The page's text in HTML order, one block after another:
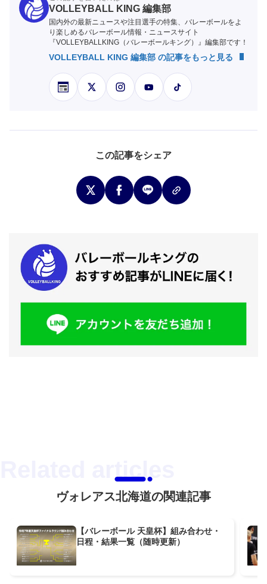
VOLLEYBALL KING 編集部
国内外の最新ニュースや注目選手の特集、バレーボールをよ
り楽しめるバレーボール情報・ニュースサイト
『VOLLEYBALLKING（バレーボールキング）』編集部です！
VOLLEYBALL KING 編集部 の記事をもっと見る
この記事をシェア
ヴォレアス北海道の関連記事
【バレーボール 天皇杯】組み合わせ・
日程・結果一覧（随時更新）